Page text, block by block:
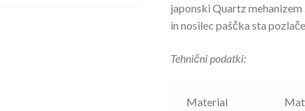
japonski Quartz
in nosilec paščka sta
Tehnični podatki:
Material